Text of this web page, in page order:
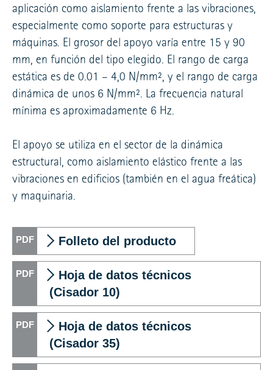
aplicación como aislamiento frente a las vibraciones,
especialmente como soporte para estructuras y
máquinas. El grosor del apoyo varía entre 15 y 90
mm, en función del tipo elegido. El rango de carga
estática es de 0.01 – 4,0 N/mm², y el rango de carga
dinámica de unos 6 N/mm². La frecuencia natural
mínima es aproximadamente 6 Hz.
El apoyo se utiliza en el sector de la dinámica
estructural, como aislamiento elástico frente a las
vibraciones en edificios (también en el agua freática)
y maquinaria.
Folleto del producto
Hoja de datos técnicos
(Cisador 10)
Hoja de datos técnicos
(Cisador 35)